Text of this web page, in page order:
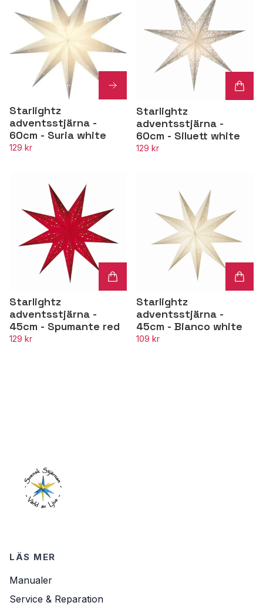
Starlightz
adventsstjärna -
60cm - Suria white
129 kr
Starlightz
adventsstjärna -
60cm - Siluett white
129 kr
Starlightz
adventsstjärna -
45cm - Spumante red
129 kr
Starlightz
adventsstjärna -
45cm - Bianco white
109 kr
LÄS MER
Manualer
Service & Reparation